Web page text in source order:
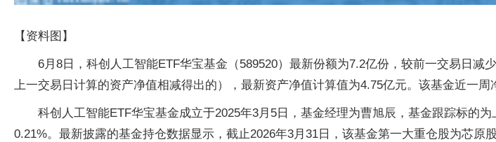
【资料图】
6月8日，科创人工智能ETF华宝基金（589520）最新份额为7.2亿份，较前一交易日
上一交易日计算的资产净值相减得出的），最新资产净值计算值为4.75亿元。该基金近一周
科创人工智能ETF华宝基金成立于2025年3月5日，基金经理为曹旭辰，基金跟踪标的
0.21%。最新披露的基金持仓数据显示，截止2026年3月31日，该基金第一大重仓股为芯原